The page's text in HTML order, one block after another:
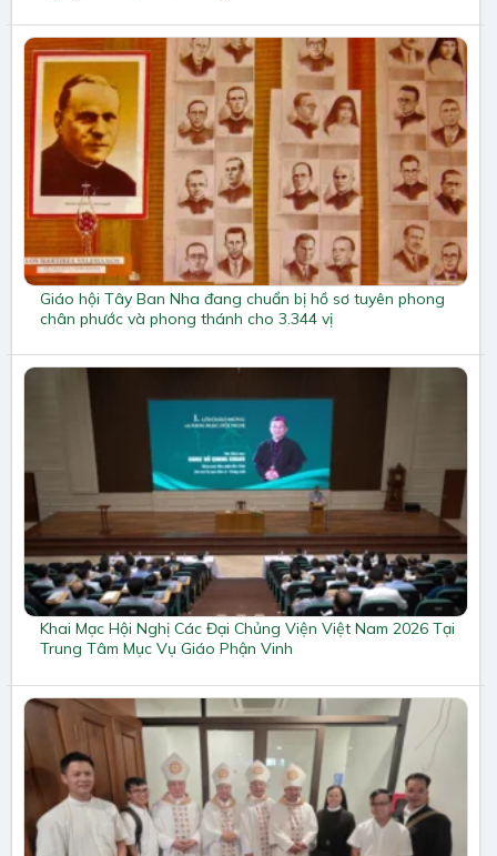
Giáo hội Tây Ban Nha đang chuẩn bị hồ sơ tuyên phong
chân phước và phong thánh cho 3.344 vị
Khai Mạc Hội Nghị Các Đại Chủng Viện Việt Nam 2026 Tại
Trung Tâm Mục Vụ Giáo Phận Vinh